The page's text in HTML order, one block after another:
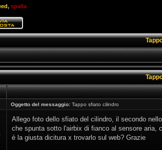
, spalla
Oggetto del messaggio: Tappo sfiato cilindro
Allego foto dello sfiato del cilindro, il secondo
che spunta sotto l'airbix di fianco al sensore aria,
è la giusta dicitura x trovarlo sul web? Grazie